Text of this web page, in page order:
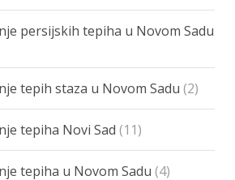
persijskih tepiha u Novom Sadu
tepih staza u Novom Sadu (2)
tepiha Novi Sad (11)
tepiha u Novom Sadu (4)